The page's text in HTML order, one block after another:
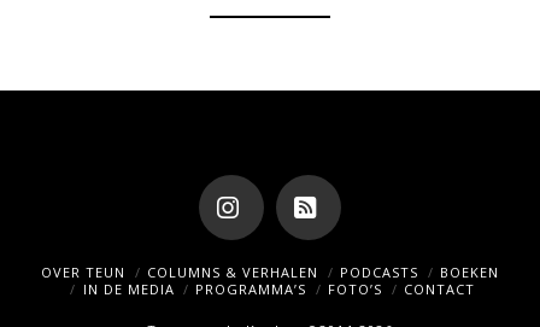
Instagram
RSS
OVER TEUN COLUMNS & VERHALEN PODCASTS
BOEKEN
IN DE MEDIA
PROGRAMMA’S FOTO’S CONTACT